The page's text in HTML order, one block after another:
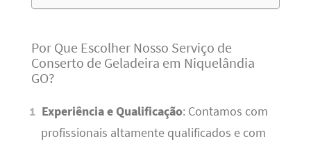
Por Que Escolher Nosso Serviço de
Conserto de Geladeira em Niquelândia
GO?
Experiência e Qualificação: Contamos com
profissionais altamente qualificados e com